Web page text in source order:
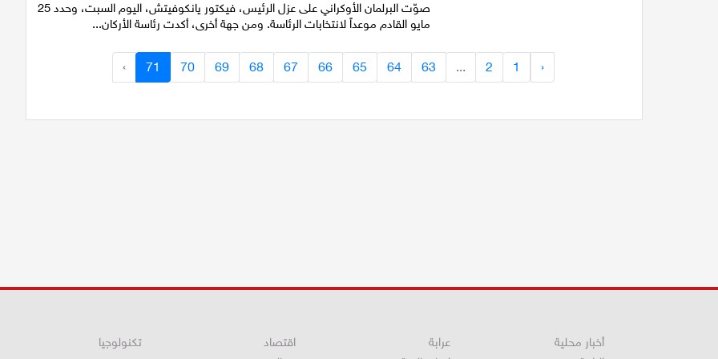
صوّت البرلمان الأوكراني على عزل الرئيس، فيكتور يانكوفيتش، اليوم السبت، وحدد 25
مايو القادم موعداً لانتخابات الرئاسة. ومن جهة أخرى، أكدت رئاسة الأركان...
‹
1
2
...
63
64
65
66
67
68
69
70
71
›
أخبار محلية
عرابة
اقتصاد
تكنولوجيا